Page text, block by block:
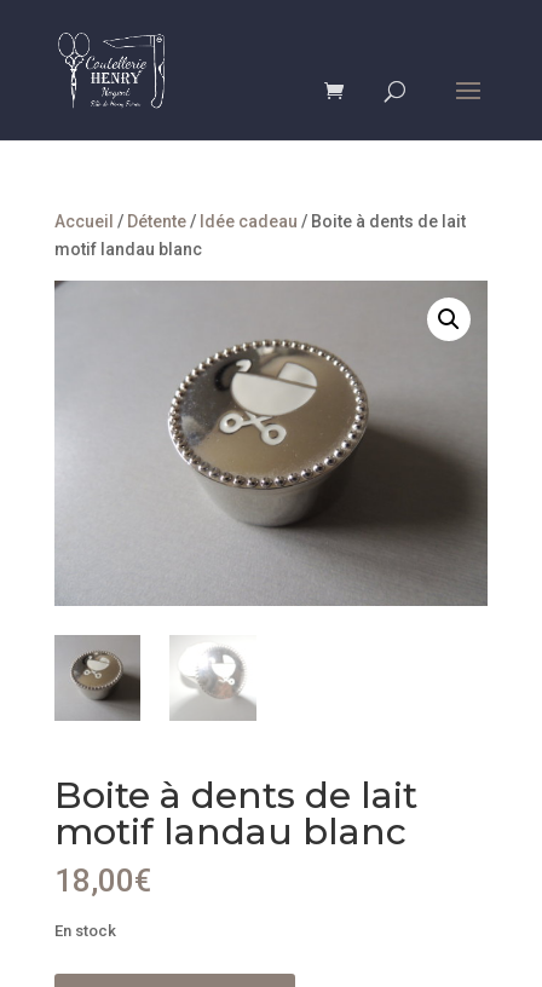
Accueil / Détente/ Idée cadeau / Boite à dents de lait
motif landau blanc
Boite à dents de lait
motif landau blanc
18,00€
En stock